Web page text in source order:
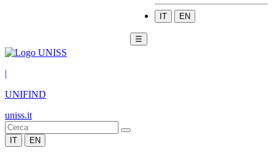
IT EN
☰
|
UNIFIND
uniss.it
IT EN